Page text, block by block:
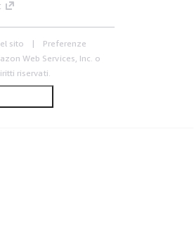
sito
Preferenze
Web Services, Inc. o
riservati.